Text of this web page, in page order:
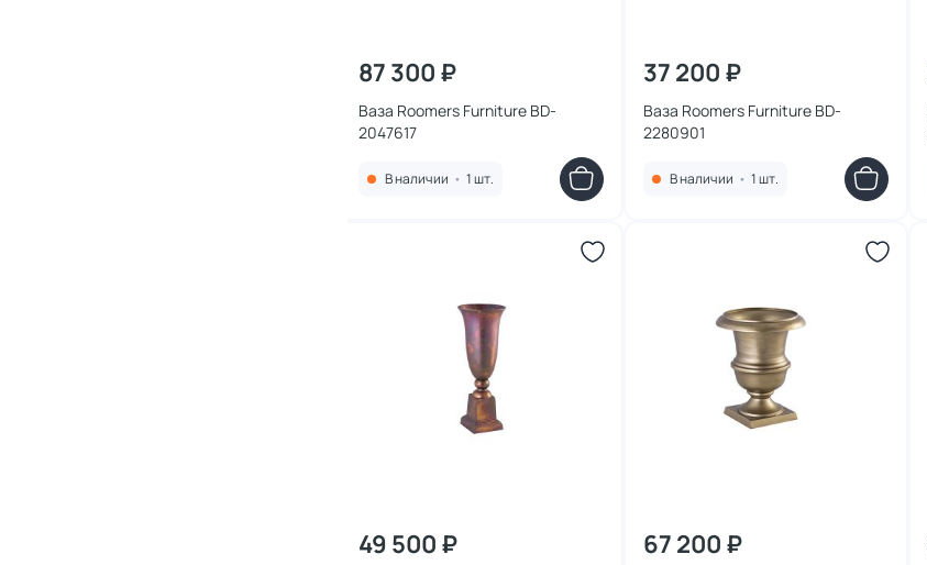
87 300 ₽
Ваза Roomers Furniture BD-
2047617
В наличии • 1 шт.
37 200 ₽
Ваза Roomers Furniture BD-
2280901
В наличии • 1 шт.
49 500 ₽ 67 200 ₽